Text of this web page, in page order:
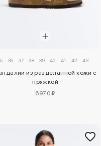
36 37 38 39 40 41 42 43
из разделанной кожи с
пряжкой
6970 ₽